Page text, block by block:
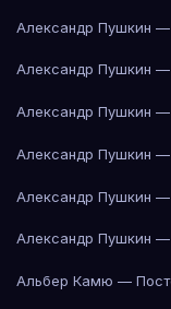
Александр Пушкин —
Александр Пушкин —
Александр Пушкин —
Александр Пушкин —
Александр Пушкин —
Александр Пушкин —
Альбер Камю —